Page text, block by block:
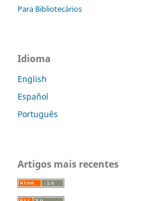
Para Bibliotecários
Idioma
English
Español
Português
Artigos mais recentes